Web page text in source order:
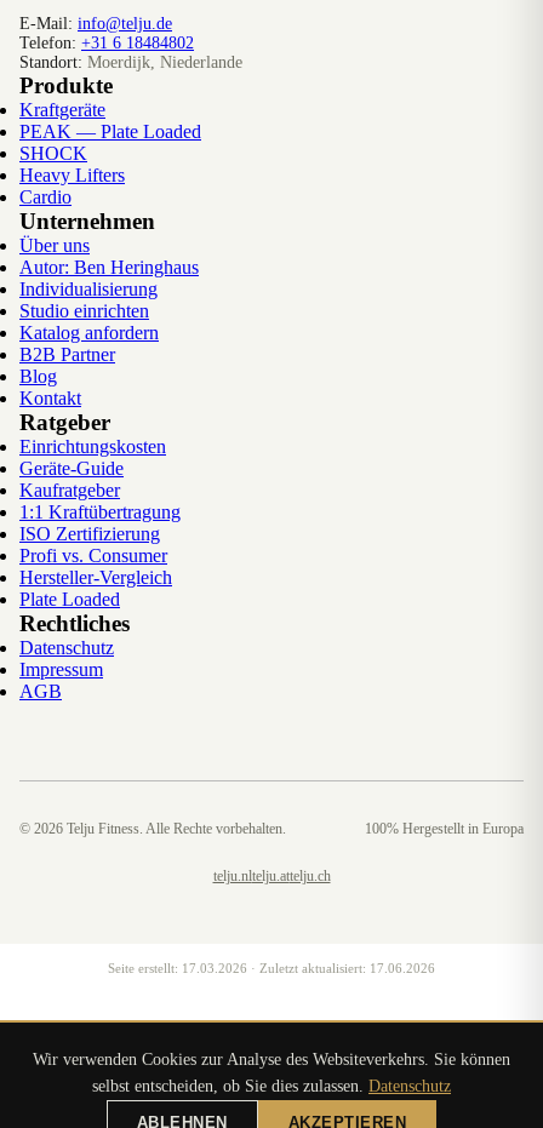
E-Mail: info@telju.de
Telefon: +31 6 18484802
Standort: Moerdijk, Niederlande
Produkte
Kraftgeräte
PEAK — Plate Loaded
SHOCK
Heavy Lifters
Cardio
Unternehmen
Über uns
Autor: Ben Heringhaus
Individualisierung
Studio einrichten
Katalog anfordern
B2B Partner
Blog
Kontakt
Ratgeber
Einrichtungskosten
Geräte-Guide
Kaufratgeber
1:1 Kraftübertragung
ISO Zertifizierung
Profi vs. Consumer
Hersteller-Vergleich
Plate Loaded
Rechtliches
Datenschutz
Impressum
AGB
© 2026 Telju Fitness. Alle Rechte vorbehalten. 100% Hergestellt in Europa
telju.nltelju.attelju.ch
Seite erstellt: 17.03.2026 · Zuletzt aktualisiert: 17.06.2026
Wir verwenden Cookies zur Analyse des Websiteverkehrs. Sie können
selbst entscheiden, ob Sie dies zulassen. Datenschutz
ABLEHNEN
AKZEPTIEREN